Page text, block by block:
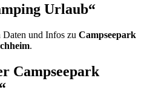
Urlaub“
und Infos zu Campseepark
.
Campseepark